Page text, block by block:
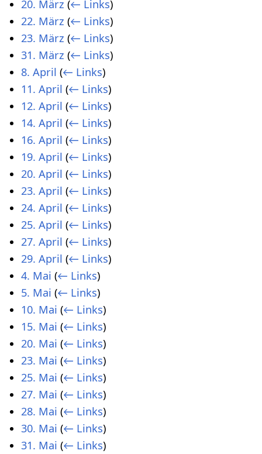
20. März (← Links)
22. März (← Links)
23. März (← Links)
31. März (← Links)
8. April (← Links)
11. April (← Links)
12. April (← Links)
14. April (← Links)
16. April (← Links)
19. April (← Links)
20. April (← Links)
23. April (← Links)
24. April (← Links)
25. April (← Links)
27. April (← Links)
29. April (← Links)
4. Mai (← Links)
5. Mai (← Links)
10. Mai (← Links)
15. Mai (← Links)
20. Mai (← Links)
23. Mai (← Links)
25. Mai (← Links)
27. Mai (← Links)
28. Mai (← Links)
30. Mai (← Links)
31. Mai (← Links)